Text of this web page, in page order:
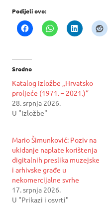
Podijeli ovo:
Srodno
Katalog izložbe „Hrvatsko
proljeće (1971. – 2021.)“
28. srpnja 2026.
U "Izložbe"
Mario Šimunković: Poziv na
ukidanje naplate korištenja
digitalnih preslika muzejske
i arhivske građe u
nekomercijalne svrhe
17. srpnja 2026.
U "Prikazi i osvrti"